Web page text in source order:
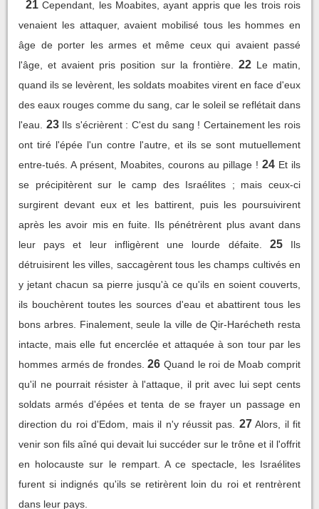
21 Cependant, les Moabites, ayant appris que les trois rois
venaient les attaquer, avaient mobilisé tous les hommes en
âge de porter les armes et même ceux qui avaient passé
l'âge, et avaient pris position sur la frontière.
22 Le matin,
quand ils se levèrent, les soldats moabites virent en face d'eux
des eaux rouges comme du sang, car le soleil se reflétait dans
l'eau.
23 Ils s'écrièrent : C'est du sang ! Certainement les rois
ont tiré l'épée l'un contre l'autre, et ils se sont mutuellement
entre-tués. A présent, Moabites, courons au pillage ! 24 Et ils
se précipitèrent sur le camp des Israélites ; mais ceux-ci
surgirent devant eux et les battirent, puis les poursuivirent
après les avoir mis en fuite. Ils pénétrèrent plus avant dans
leur pays et leur infligèrent une lourde défaite.
25
Ils
détruisirent les villes, saccagèrent tous les champs cultivés en
y jetant chacun sa pierre jusqu'à ce qu'ils en soient couverts,
ils bouchèrent toutes les sources d'eau et abattirent tous les
bons arbres. Finalement, seule la ville de Qir-Harécheth resta
intacte, mais elle fut encerclée et attaquée à son tour par les
hommes armés de frondes. 26 Quand le roi de Moab comprit
qu'il ne pourrait résister à l'attaque, il prit avec lui sept cents
soldats armés d'épées et tenta de se frayer un passage en
direction du roi d'Edom, mais il n'y réussit pas.
27 Alors, il fit
venir son fils aîné qui devait lui succéder sur le trône et il l'offrit
en holocauste sur le rempart. A ce spectacle, les Israélites
furent si indignés qu'ils se retirèrent loin du roi et rentrèrent
dans leur pays.